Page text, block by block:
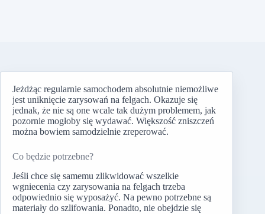
Jeżdżąc regularnie samochodem absolutnie niemożliwe
jest uniknięcie zarysowań na felgach. Okazuje się
jednak, że nie są one wcale tak dużym problemem, jak
pozornie mogłoby się wydawać. Większość zniszczeń
można bowiem samodzielnie zreperować.
Co będzie potrzebne?
Jeśli chce się samemu zlikwidować wszelkie
wgniecenia czy zarysowania na felgach trzeba
odpowiednio się wyposażyć. Na pewno potrzebne są
materiały do szlifowania. Ponadto, nie obejdzie się